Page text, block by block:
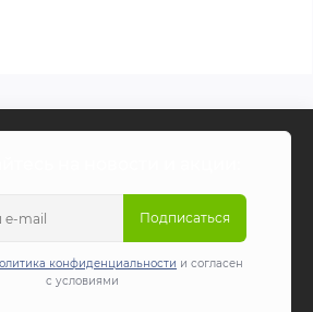
Подписаться
конфиденциальности и согласен
с условиями